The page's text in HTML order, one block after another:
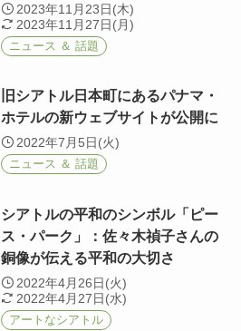
2023年11月23日(木)
2023年11月27日(月)
ニュース ＆ 話題
旧シアトル日本町にあるパナマ・
ホテルの新ウェブサイトが公開に
2022年7月5日(火)
ニュース ＆ 話題
シアトルの平和のシンボル「ピー
ス・パーク」：佐々木禎子さんの
銅像が伝える平和の大切さ
2022年4月26日(火)
2022年4月27日(水)
アートなシアトル